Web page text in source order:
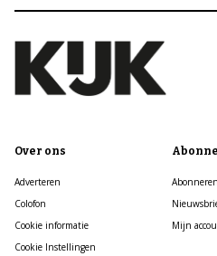
Over ons
Adverteren
Colofon
Cookie informatie
Cookie Instellingen
Abonneren
Mijn